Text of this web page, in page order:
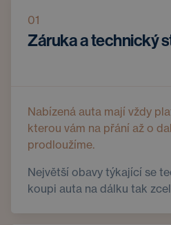
01
Záruka a technický
Nabízená auta mají vždy
kterou vám na přání až o
prodloužíme.
Největší obavy týkající se
koupi auta na dálku tak